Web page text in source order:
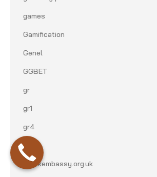
games
Gamification
Genel
GGBET
gr
gr1
gr4
gr5
greekembassy.org.uk